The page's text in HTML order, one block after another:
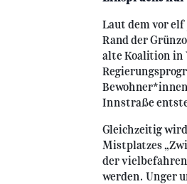
Laut dem vor
Rand der
alte Koalition in
Innstraße
Gleichzeitig
Mistplatzes
der
werden. Unger